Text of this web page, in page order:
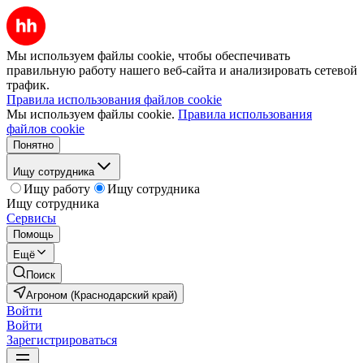
Мы используем файлы cookie, чтобы обеспечивать
правильную работу нашего веб-сайта и анализировать сетевой
трафик.
Правила использования файлов cookie
Мы используем файлы cookie. Правила использования
файлов cookie
Понятно
Ищу сотрудника
Ищу работу
Ищу сотрудника
Ищу сотрудника
Сервисы
Помощь
Ещё
Поиск
Агроном (Краснодарский край)
Войти
Войти
Зарегистрироваться